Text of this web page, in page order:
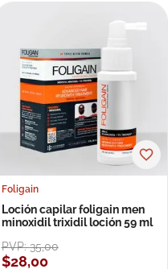
Foligain
Loción capilar foligain men
minoxidil trixidil loción 59 ml
PVP:35,00
$28,00